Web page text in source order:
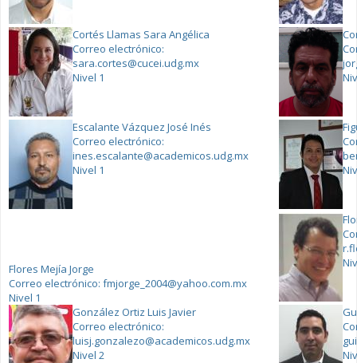
Cortés Llamas Sara Angélica
Correo electrónico:
sara.cortes@cucei.udg.mx
Nivel 1
Escalante Vázquez José Inés
Correo electrónico:
ines.escalante@academicos.udg.mx
Nivel 1
Flores Mejía Jorge
Correo electrónico: fmjorge_2004@yahoo.com.mx
Nivel 1
González Ortiz Luis Javier
Correo electrónico:
luisj.gonzalezo@academicos.udg.mx
Nivel 2